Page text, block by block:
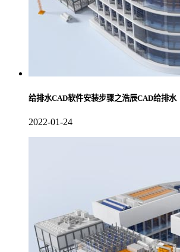
给排水CAD软件安装步骤之浩辰CAD给排水
2022-01-24